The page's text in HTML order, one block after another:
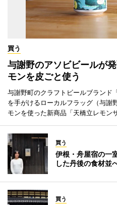
買う
与謝野のアソビビールが
モンを皮ごと使う
与謝野町のクラフトビールブランド
を手がけるローカルフラッグ（与謝
モンを使った新商品「天橋立レモン
買う
伊根・舟屋宿の一
した丹後の食材並
買う